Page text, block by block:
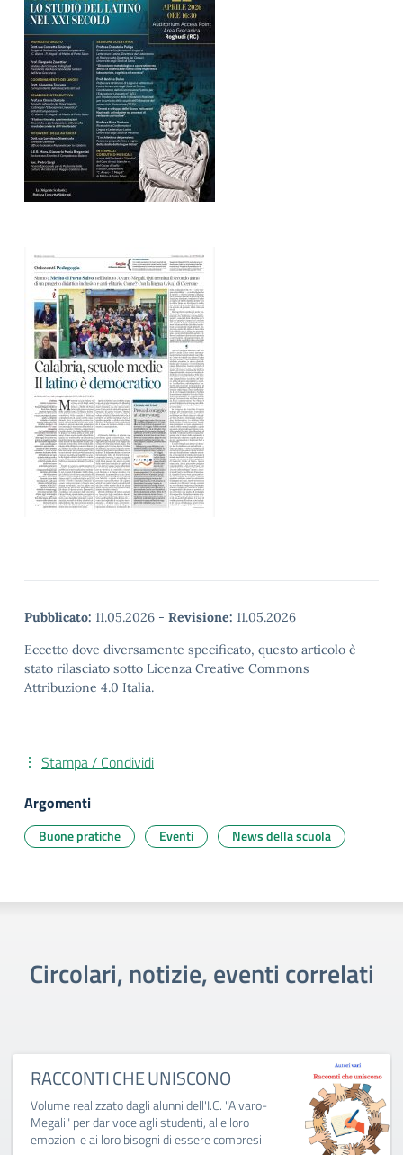
Pubblicato: 11.05.2026 - Revisione: 11.05.2026
Eccetto dove diversamente specificato, questo articolo è
stato rilasciato sotto Licenza Creative Commons
Attribuzione 4.0 Italia.
Stampa / Condividi
Argomenti
Buone pratiche Eventi News della scuola
Circolari, notizie, eventi correlati
RACCONTI CHE UNISCONO
Volume realizzato dagli alunni dell'I.C. "Alvaro-
Megali" per dar voce agli studenti, alle loro
emozioni e ai loro bisogni di essere compresi